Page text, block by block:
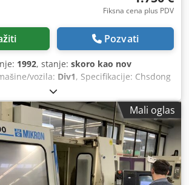
Fiksna cena plus PDV
Pozvati
1992, stanje: skoro kao nov
vozila: Div1, Specifikacije: Chsdong
1x Demag KBK 1 column-mounted jib
with chain hoist Tovar u punom radijusu
Visina: oko 3,5m UK boom: approx. 3m
Visina kuke: oko 2.55m Težina kompletna
ili Demag lancem hoist 125Kg u
incl. zavrtnji, kablovska šlepa, šasija,
su razni ždralovi Domet
sa 400V 16A Kran je demontiran i
Mali oglas